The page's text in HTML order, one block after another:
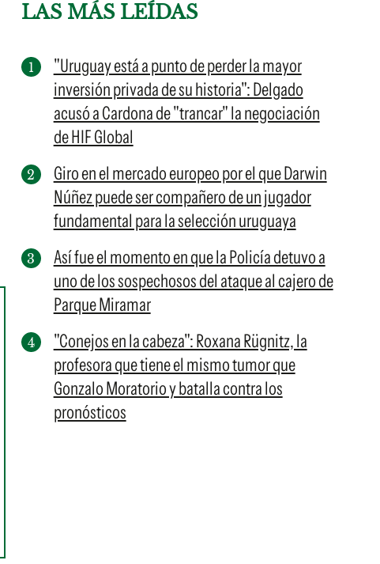
LAS MÁS LEÍDAS
"Uruguay está a punto de perder la mayor
inversión privada de su historia": Delgado
acusó a Cardona de "trancar" la negociación
de HIF Global
Giro en el mercado europeo por el que Darwin
Núñez puede ser compañero de un jugador
fundamental para la selección uruguaya
Así fue el momento en que la Policía detuvo a
uno de los sospechosos del ataque al cajero de
Parque Miramar
"Conejos en la cabeza": Roxana Rügnitz, la
profesora que tiene el mismo tumor que
Gonzalo Moratorio y batalla contra los
pronósticos